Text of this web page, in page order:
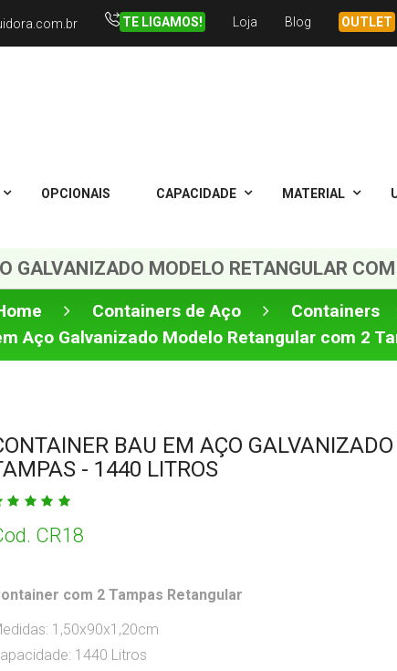
TE LIGAMOS! Loja Blog OUTLET
OPCIONAIS CAPACIDADE MATERIAL
GALVANIZADO MODELO RETANGULAR
Containers de Aço
Containers
Aço Galvanizado Modelo Retangular com 2
BAU EM AÇO
- 1440 LITROS
CR18
com 2 Tampas Retangular
1,50x90x1,20cm
1440 Litros